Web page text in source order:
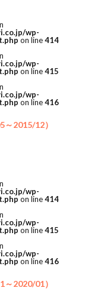
wp-
on line414
wp-
on line415
wp-
on line416
～2015/12）
wp-
on line414
wp-
on line415
wp-
on line416
～2020/01）